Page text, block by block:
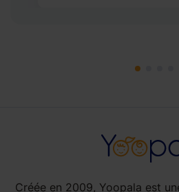
Créée en 2009, Yoopala est